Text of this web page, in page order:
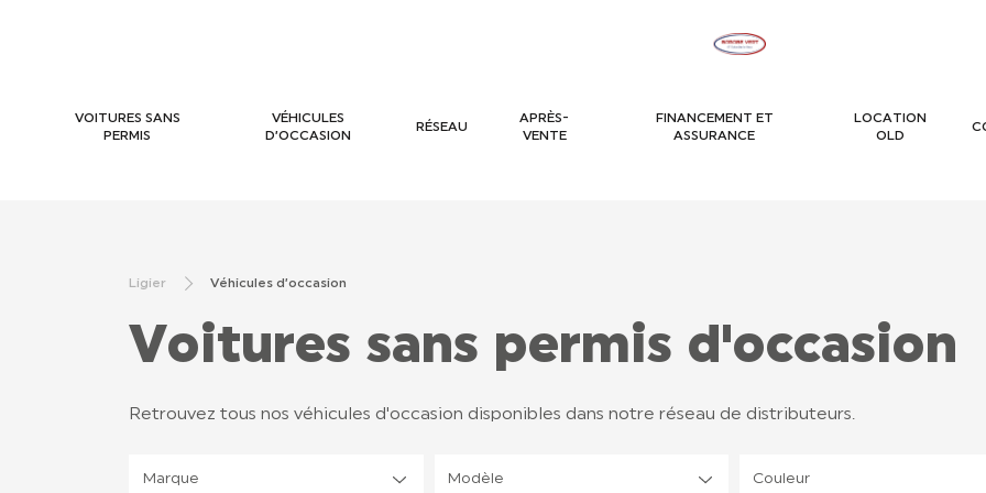
VOITURES SANS
PERMIS
VÉHICULES
D’OCCASION
RÉSEAU
APRÈS-
VENTE
FINANCEMENT ET
ASSURANCE
LOCATION
OLD
Ligier Véhicules d’occasion
Voitures sans permis d'occasion
Retrouvez tous nos véhicules d'occasion disponibles dans notre réseau de distributeurs.
Marque Modèle Couleur